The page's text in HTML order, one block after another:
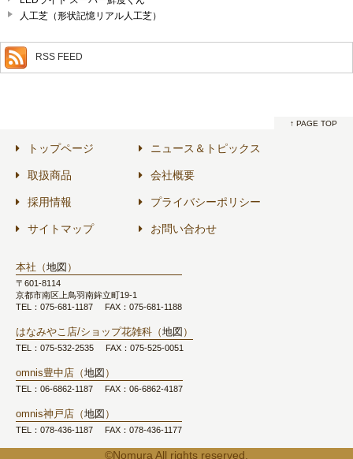
人工芝（形状記憶リアル人工芝）
RSS FEED
↑ PAGE TOP
トップページ
取扱商品
採用情報
サイトマップ
ニュース＆トピックス
会社概要
プライバシーポリシー
お問い合わせ
本社（地図 ）
〒601-8114
京都市南区上鳥羽南鉾立町19-1
TEL：075-681-1187
FAX：075-681-1188
はなみやこ店/ショップ花雑科（地図 ）
TEL：075-532-2535 FAX：075-525-0051
omnis豊中店（地図 ）
TEL：06-6862-1187 FAX：06-6862-4187
omnis神戸店（地図 ）
TEL：078-436-1187 FAX：078-436-1177
©Nomura All rights reserved.